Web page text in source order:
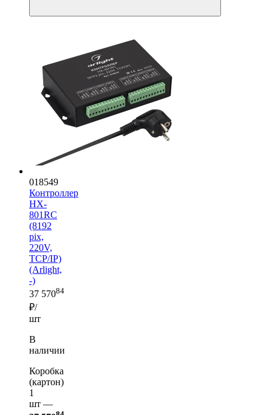
018549
Контроллер
HX-
801RC
(8192
pix,
220V,
TCP/IP)
(Arlight,
-)
37 57084
₽/
шт
В
наличии
Коробка
(картон)
1
шт —